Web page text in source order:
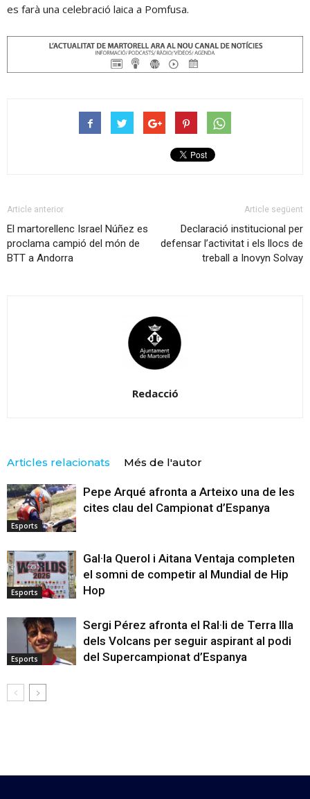
es farà una celebració laica a Pomfusa.
Article anterior
El martorellenc Israel Núñez es
proclama campió del món de
BTT a Andorra
Article següent
Declaració institucional per
defensar l’activitat i els llocs de
treball a Inovyn Solvay
Redacció
Articles relacionats Més de l'autor
Esports
Pepe Arqué afronta a Arteixo una de les
cites clau del Campionat d’Espanya
Esports
Gal·la Querol i Aitana Ventaja completen
el somni de competir al Mundial de Hip
Hop
Esports
Sergi Pérez afronta el Ral·li de Terra Illa
dels Volcans per seguir aspirant al podi
del Supercampionat d’Espanya